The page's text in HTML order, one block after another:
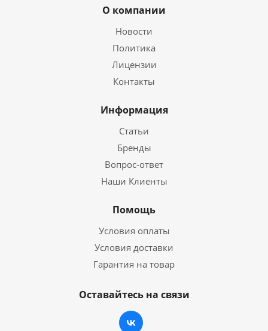
О компании
Новости
Политика
Лицензии
Контакты
Информация
Статьи
Бренды
Вопрос-ответ
Наши Клиенты
Помощь
Условия оплаты
Условия доставки
Гарантия на товар
Оставайтесь на связи